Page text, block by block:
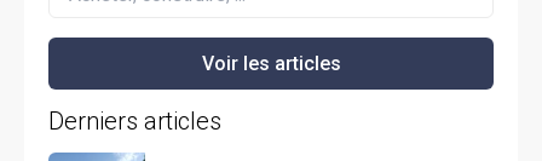
Derniers articles